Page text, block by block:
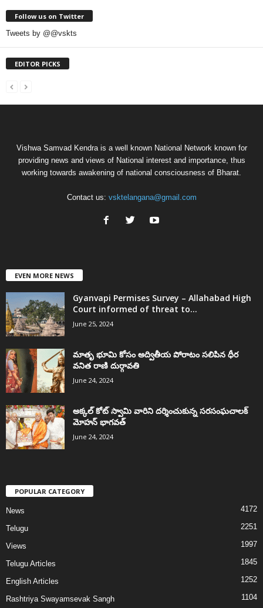
Follow us on Twitter
Tweets by @@vskts
EDITOR PICKS
Vishwa Samvad Kendra is a well known National Network known for
providing news and views of National interest and importance, thus
working towards awakening of national consciousness of Bharat.
Contact us: vsktelangana@gmail.com
EVEN MORE NEWS
Gyanvapi Permises Survey – Allahabad High
Court informed of threat to...
June 25, 2024
మాతృ భూమి కోసం అద్వితీయ పోరాటం సలిపిన ధీర
వనిత రాణి దుర్గావతి
June 24, 2024
అక్కల్‌ కోట్‌ స్వామి వారిని దర్శించుకున్న సరసంఘచాలక్
మోహన్ భాగవత్
June 24, 2024
POPULAR CATEGORY
News 4172
Telugu 2251
Views 1997
Telugu Articles 1845
English Articles 1252
Rashtriya Swayamsevak Sangh 1104